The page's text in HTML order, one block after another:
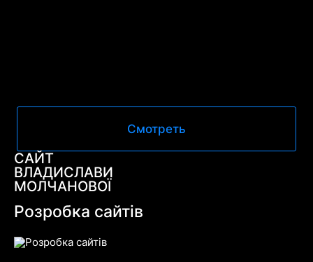
Смотреть
САЙТ
ВЛАДИСЛАВИ
МОЛЧАНОВОЇ
Розробка сайтів